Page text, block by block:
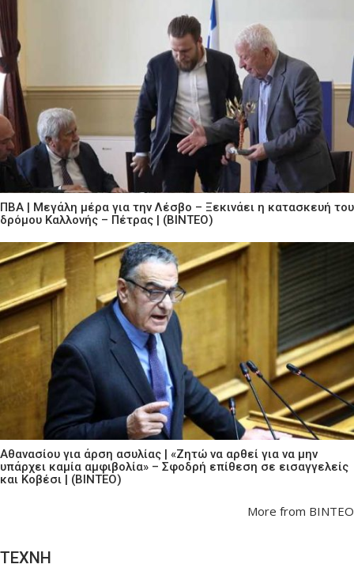
ΠΒΑ | Μεγάλη μέρα για την Λέσβο – Ξεκινάει η κατασκευή του
δρόμου Καλλονής – Πέτρας | (ΒΙΝΤΕΟ)
Αθανασίου για άρση ασυλίας | «Ζητώ να αρθεί για να μην
υπάρχει καμία αμφιβολία» – Σφοδρή επίθεση σε εισαγγελείς
και Κοβέσι | (ΒΙΝΤΕΟ)
More from ΒΙΝΤΕΟ
ΤΕΧΝΗ